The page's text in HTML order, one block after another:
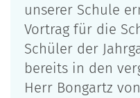
unserer Schule
Vortrag für die
Schüler der
bereits in den
Herr Bongartz